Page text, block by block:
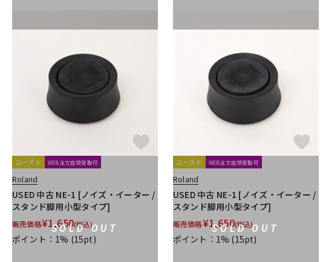
SOLD OUT
ユーズド WEB注文店頭受取可
Roland
USED 中古 NE-1 [ノイズ・イーター /
スタンド脚用小型タイプ]
販売価格¥1,650(税込)
ポイント：1% (15pt)
SOLD OUT
ユーズド WEB注文店頭受取可
Roland
USED 中古 NE-1 [ノイズ・イーター /
スタンド脚用小型タイプ]
販売価格¥1,650(税込)
ポイント：1% (15pt)